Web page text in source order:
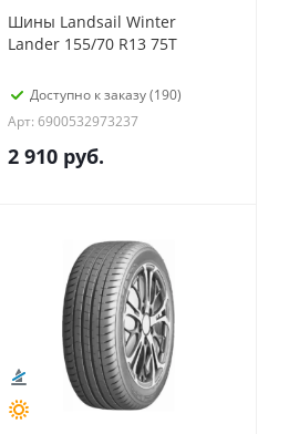
Шины Landsail Winter
Lander 155/70 R13 75T
Доступно к заказу (190)
Арт: 6900532973237
2 910 руб.